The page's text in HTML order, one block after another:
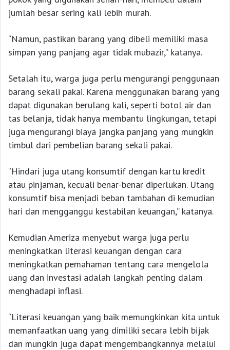
jumlah besar sering kali lebih murah.
“Namun, pastikan barang yang dibeli memiliki masa
simpan yang panjang agar tidak mubazir,” katanya.
Setalah itu, warga juga perlu mengurangi penggunaan
barang sekali pakai. Karena menggunakan barang yang
dapat digunakan berulang kali, seperti botol air dan
tas belanja, tidak hanya membantu lingkungan, tetapi
juga mengurangi biaya jangka panjang yang mungkin
timbul dari pembelian barang sekali pakai.
“Hindari juga utang konsumtif dengan kartu kredit
atau pinjaman, kecuali benar-benar diperlukan. Utang
konsumtif bisa menjadi beban tambahan di kemudian
hari dan mengganggu kestabilan keuangan,” katanya.
Kemudian Ameriza menyebut warga juga perlu
meningkatkan literasi keuangan dengan cara
meningkatkan pemahaman tentang cara mengelola
uang dan investasi adalah langkah penting dalam
menghadapi inflasi.
“Literasi keuangan yang baik memungkinkan kita untuk
memanfaatkan uang yang dimiliki secara lebih bijak
dan mungkin juga dapat mengembangkannya melalui